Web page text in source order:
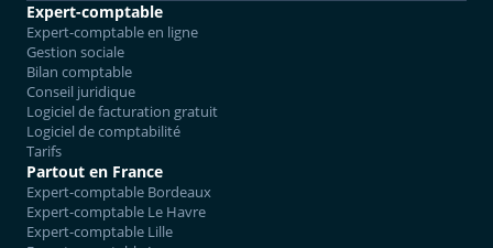
Expert-comptable
Expert-comptable en ligne
Gestion sociale
Bilan comptable
Conseil juridique
Logiciel de facturation gratuit
Logiciel de comptabilité
Tarifs
Partout en France
Expert-comptable Bordeaux
Expert-comptable Le Havre
Expert-comptable Lille